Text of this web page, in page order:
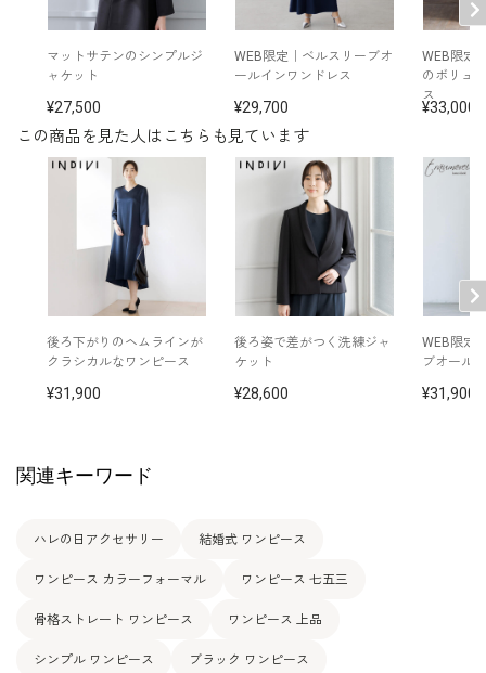
この商品を見た人はこちらも見ています
後ろ下がりのヘムラインが
クラシカルなワンピース
31,900
後ろ姿で差がつく洗練ジャ
ケット
28,600
WEB限定
ブオール
31,900
マットサテンのシンプルジ
ャケット
27,500
WEB限定｜ベルスリーブオ
ールインワンドレス
29,700
WEB限定
のボリュ
ス
33,000
関連キーワード
ハレの日アクセサリー 結婚式 ワンピース
ワンピース カラーフォーマル ワンピース 七五三
骨格ストレート ワンピース ワンピース 上品
シンプル ワンピース ブラック ワンピース